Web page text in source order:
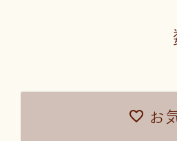
お